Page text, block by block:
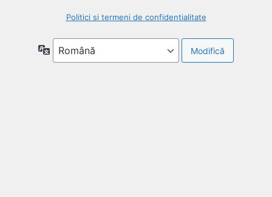
Politici si termeni de confidentialitate
Limbă